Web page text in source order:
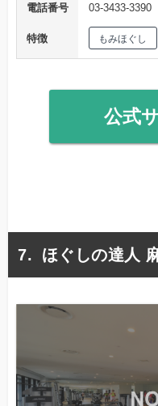
電話番号
03-3433-3390
特徴 もみほぐし
公式
ほぐしの達人